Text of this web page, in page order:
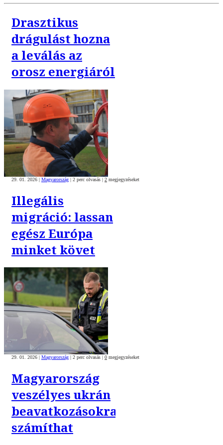
Drasztikus
drágulást hozna
a leválás az
orosz energiáról
29. 01. 2026 | Magyarország | 2 perc olvasás | 2 megjegyzéseket
Illegális
migráció: lassan
egész Európa
minket követ
29. 01. 2026 Magyarország 2 perc olvasás 0 megjegyzéseket
Magyarország
veszélyes ukrán
beavatkozásokra
számíthat